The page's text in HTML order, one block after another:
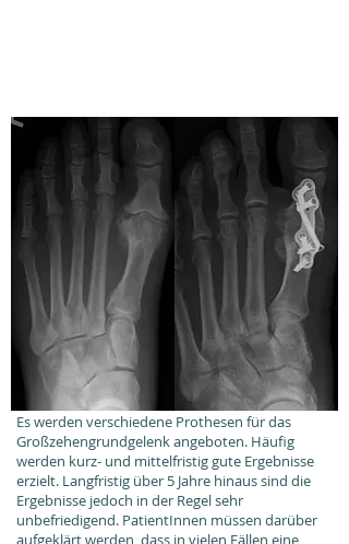
Arthrodese Großzehengrundgelenk
Großzehengrundgelenksprothese
Es werden verschiedene Prothesen für das
Großzehengrundgelenk angeboten. Häufig
werden kurz- und mittelfristig gute Ergebnisse
erzielt. Langfristig über 5 Jahre hinaus sind die
Ergebnisse jedoch in der Regel sehr
unbefriedigend. PatientInnen müssen darüber
aufgeklärt werden, dass in vielen Fällen eine